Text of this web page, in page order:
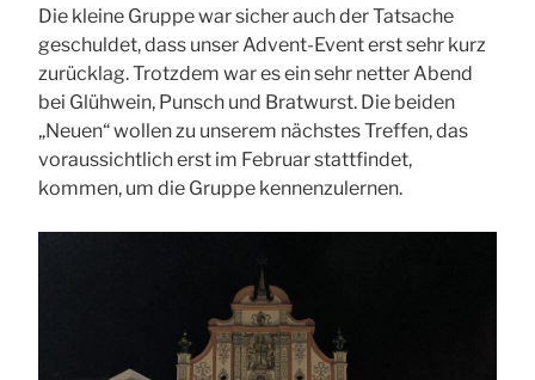
Die kleine Gruppe war sicher auch der Tatsache
geschuldet, dass unser Advent-Event erst sehr kurz
zurücklag. Trotzdem war es ein sehr netter Abend
bei Glühwein, Punsch und Bratwurst. Die beiden
„Neuen“ wollen zu unserem nächstes Treffen, das
voraussichtlich erst im Februar stattfindet,
kommen, um die Gruppe kennenzulernen.